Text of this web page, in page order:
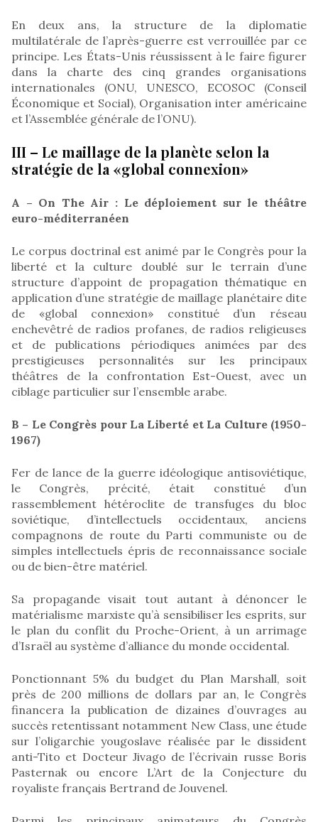
En deux ans, la structure de la diplomatie
multilatérale de l’après-guerre est verrouillée par ce
principe. Les États-Unis réussissent à le faire figurer
dans la charte des cinq grandes organisations
internationales (ONU, UNESCO, ECOSOC (Conseil
Économique et Social), Organisation inter américaine
et l’Assemblée générale de l’ONU).
III – Le maillage de la planète selon la
stratégie de la «global connexion»
A – On The Air : Le déploiement sur le théâtre
euro-méditerranéen
Le corpus doctrinal est animé par le Congrès pour la
liberté et la culture doublé sur le terrain d’une
structure d’appoint de propagation thématique en
application d’une stratégie de maillage planétaire dite
de «global connexion» constitué d’un réseau
enchevêtré de radios profanes, de radios religieuses
et de publications périodiques animées par des
prestigieuses personnalités sur les principaux
théâtres de la confrontation Est-Ouest, avec un
ciblage particulier sur l’ensemble arabe.
B – Le Congrès pour La Liberté et La Culture (1950-
1967)
Fer de lance de la guerre idéologique antisoviétique,
le Congrès, précité, était constitué d’un
rassemblement hétéroclite de transfuges du bloc
soviétique, d’intellectuels occidentaux, anciens
compagnons de route du Parti communiste ou de
simples intellectuels épris de reconnaissance sociale
ou de bien-être matériel.
Sa propagande visait tout autant à dénoncer le
matérialisme marxiste qu’à sensibiliser les esprits, sur
le plan du conflit du Proche-Orient, à un arrimage
d’Israël au système d’alliance du monde occidental.
Ponctionnant 5% du budget du Plan Marshall, soit
près de 200 millions de dollars par an, le Congrès
financera la publication de dizaines d’ouvrages au
succès retentissant notamment New Class, une étude
sur l’oligarchie yougoslave réalisée par le dissident
anti-Tito et Docteur Jivago de l’écrivain russe Boris
Pasternak ou encore L’Art de la Conjecture du
royaliste français Bertrand de Jouvenel.